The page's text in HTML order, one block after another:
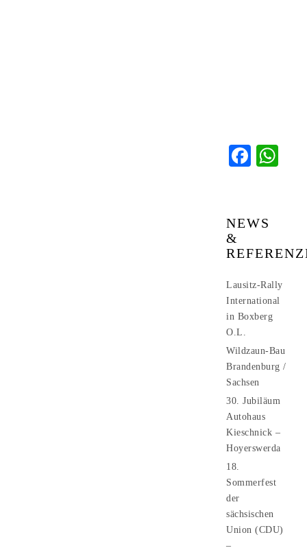
NEWS
&
Lausitz-Rally
International
in Boxberg
O.L.
Wildzaun-Bau
Brandenburg /
Sachsen
30. Jubiläum
Autohaus
Kieschnick –
Hoyerswerda
18.
Sommerfest
der
sächsischen
Union (CDU)
–